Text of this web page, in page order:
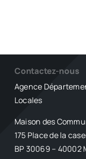
Contactez-nous
Agence
Locales
Maison des
175 Place de la
BP 30069 – 40002